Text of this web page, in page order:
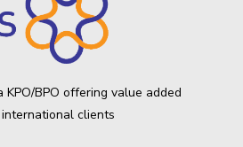
KPO/BPO offering value added
clients